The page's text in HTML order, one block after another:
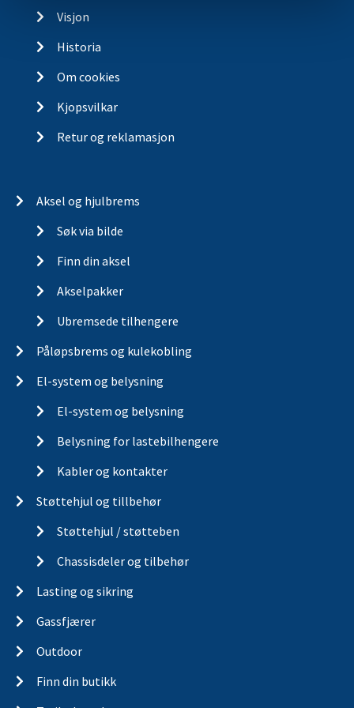
Visjon
Historia
Om cookies
Kjopsvilkar
Retur og reklamasjon
Aksel og hjulbrems
Søk via bilde
Finn din aksel
Akselpakker
Ubremsede tilhengere
Påløpsbrems og kulekobling
El-system og belysning
El-system og belysning
Belysning for lastebilhengere
Kabler og kontakter
Støttehjul og tillbehør
Støttehjul / støtteben
Chassisdeler og tilbehør
Lasting og sikring
Gassfjærer
Outdoor
Finn din butikk